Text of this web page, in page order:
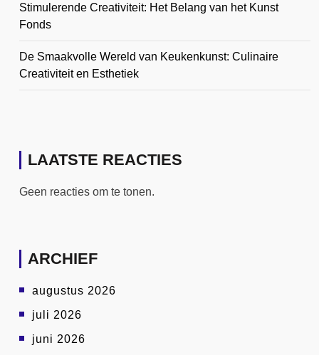
Stimulerende Creativiteit: Het Belang van het Kunst
Fonds
De Smaakvolle Wereld van Keukenkunst: Culinaire
Creativiteit en Esthetiek
LAATSTE REACTIES
Geen reacties om te tonen.
ARCHIEF
augustus 2026
juli 2026
juni 2026